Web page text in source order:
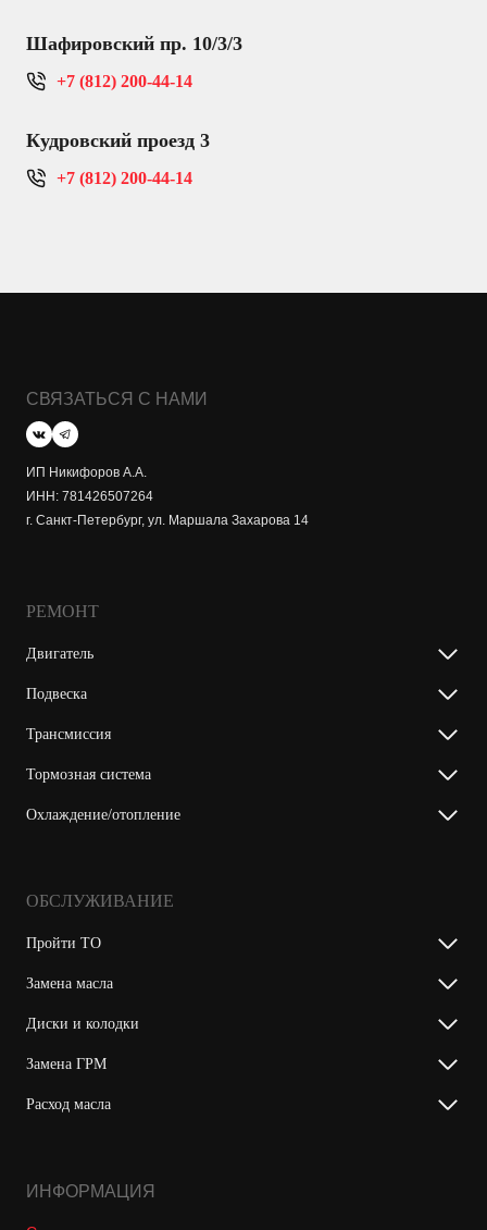
Шафировский пр. 10/3/3
+7 (812) 200-44-14
Кудровский проезд 3
+7 (812) 200-44-14
СВЯЗАТЬСЯ С НАМИ
ИП Никифоров А.А.
ИНН: 781426507264
г. Санкт-Петербург, ул. Маршала Захарова 14
РЕМОНТ
Двигатель
Подвеска
Трансмиссия
Тормозная система
Охлаждение/отопление
ОБСЛУЖИВАНИЕ
Пройти ТО
Замена масла
Диски и колодки
Замена ГРМ
Расход масла
ИНФОРМАЦИЯ